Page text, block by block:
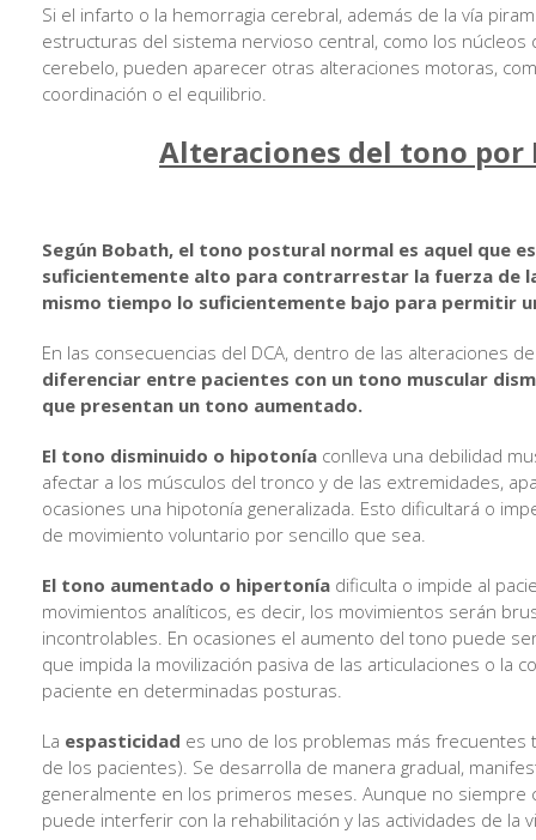
Si el infarto o la hemorragia cerebral, además de la vía
estructuras del sistema nervioso central, como los núcleos
cerebelo, pueden aparecer otras alteraciones motoras,
coordinación o el equilibrio.
Alteraciones del tono por
Según Bobath, el tono postural normal es aquel que
suficientemente alto para contrarrestar la fuerza de
mismo tiempo lo suficientemente bajo para permitir
En las consecuencias del DCA, dentro de las alteraciones
diferenciar entre pacientes con un tono muscular
que presentan un tono aumentado.
El tono disminuido o hipotonía conlleva una debilidad
afectar a los músculos del tronco y de las extremidades,
ocasiones una hipotonía generalizada. Esto dificultará o
de movimiento voluntario por sencillo que sea.
El tono aumentado o hipertonía dificulta o impide al
movimientos analíticos, es decir, los movimientos serán
incontrolables. En ocasiones el aumento del tono puede
que impida la movilización pasiva de las articulaciones o la
paciente en determinadas posturas.
La espasticidad es uno de los problemas más frecuentes
de los pacientes). Se desarrolla de manera gradual,
generalmente en los primeros meses. Aunque no siempre
puede interferir con la rehabilitación y las actividades de la